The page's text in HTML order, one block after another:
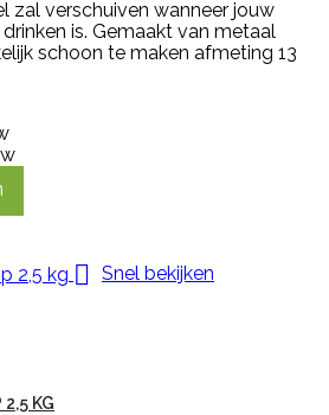
zal verschuiven wanneer jouw
is. Gemaakt van metaal
schoon te maken afmeting 13
 Snel bekijken
2,5 KG